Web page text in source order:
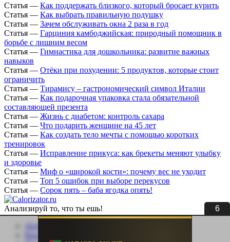
5
Статья — Как поддержать близкого, который бросает курить
Статья — Как выбрать правильную подушку
Статья — Зачем обслуживать окна 2 раза в год
Статья — Гарциния камбоджийская: природный помощник в
борьбе с лишним весом
Статья — Гимнастика для дошкольника: развитие важных
навыков
Статья — Отёки при похудении: 5 продуктов, которые стоит
ограничить
Статья — Тирамису – гастрономический символ Италии
Статья — Как подарочная упаковка стала обязательной
составляющей презента
Статья — Жизнь с диабетом: контроль сахара
Статья — Что подарить женщине на 45 лет
Статья — Как создать тело мечты с помощью коротких
тренировок
Статья — Исправление прикуса: как брекеты меняют улыбку
и здоровье
Статья — Миф о «широкой кости»: почему вес не уходит
Статья — Топ 5 ошибок при выборе перекусов
Статья — Сорок пять – баба ягодка опять!
Анализируй то, что ты ешь!
Личный кабинет